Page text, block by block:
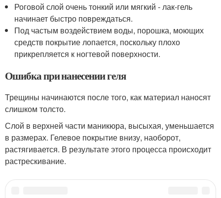
Роговой слой очень тонкий или мягкий - лак-гель
начинает быстро повреждаться.
Под частым воздействием воды, порошка, моющих
средств покрытие лопается, поскольку плохо
прикрепляется к ногтевой поверхности.
Ошибка при нанесении геля
Трещины начинаются после того, как материал наносят
слишком толсто.
Слой в верхней части маникюра, высыхая, уменьшается
в размерах. Гелевое покрытие внизу, наоборот,
растягивается. В результате этого процесса происходит
растрескивание.
Категории: Ногти в точках,